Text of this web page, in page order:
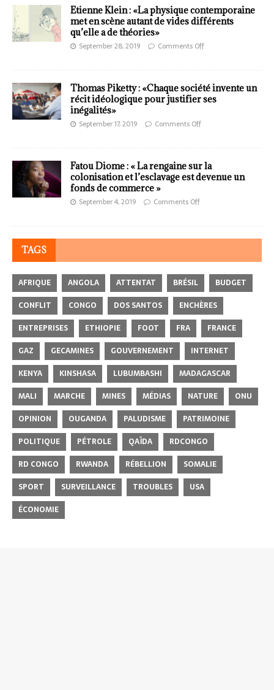
Etienne Klein : «La physique contemporaine
met en scène autant de vides différents
qu’elle a de théories»
September 28, 2019 Comments Off
Thomas Piketty : «Chaque société invente un
récit idéologique pour justifier ses
inégalités»
September 17, 2019 Comments Off
Fatou Diome : « La rengaine sur la
colonisation et l’esclavage est devenue un
fonds de commerce »
September 4, 2019 Comments Off
TAGS
AFRIQUE ANGOLA ATTENTAT BRÉSIL
BUDGET
CONFLIT
CONGO DOS SANTOS
ENCHÈRES
ENTREPRISES
ETHIOPIE FOOT FRA
FRANCE
GAZ
GECAMINES GOUVERNEMENT
INTERNET
KENYA
KINSHASA LUBUMBASHI
MADAGASCAR
MALI
MARCHE MINES MÉDIAS NATURE
ONU
OPINION
OUGANDA PALUDISME
PATRIMOINE
POLITIQUE
PÉTROLE QAÏDA
RDCONGO
RD CONGO
RWANDA RÉBELLION
SOMALIE
SPORT
SURVEILLANCE TROUBLES
USA
ÉCONOMIE